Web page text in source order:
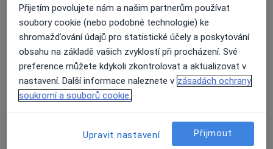
Přiblížit mapuse otevře v nové záložce
Dostupnost
Na této adrese online kalendář není aktivní
Co mám v takové situaci udělat?
Přijetím povolujete nám a našim partnerům používat
soubory cookie (nebo podobné technologie) ke
shromažďování údajů pro statistické účely a poskytování
obsahu na základě vašich zvyklostí při procházení. Své
preference můžete kdykoli zkontrolovat a aktualizovat v
nastavení. Další informace naleznete v zásadách ochrany
soukromí a souborů cookie.
Upravit nastavení Přijmout